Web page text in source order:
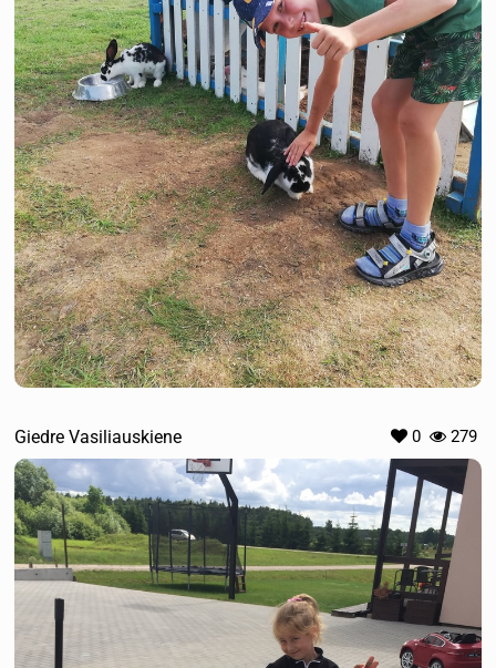
Giedre Vasiliauskiene 0 279